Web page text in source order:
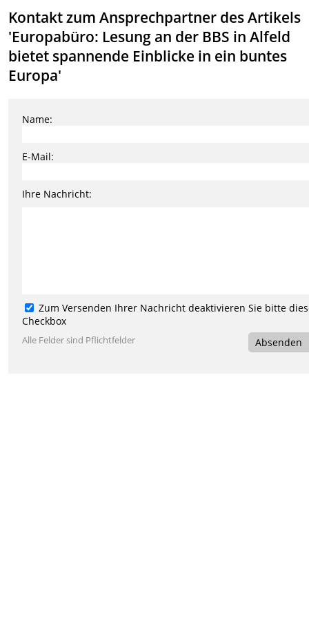
Kontakt zum Ansprechpartner des Artikels
'Europabüro: Lesung an der BBS in Alfeld
bietet spannende Einblicke in ein buntes
Europa'
Name:
E-Mail:
Ihre Nachricht:
Zum Versenden Ihrer Nachricht deaktivieren Sie bitte
Checkbox
Alle Felder sind Pflichtfelder Absenden